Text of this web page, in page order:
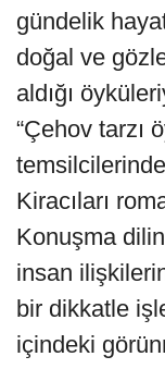
gündelik
doğal ve
aldığı
“Çehov tarzı
Kiracıları
Konuşma
insan
bir dikkatle
içindeki